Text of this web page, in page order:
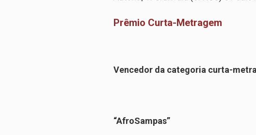
Prêmio Curta-Metragem
Vencedor da categoria curta-
“AfroSampas”